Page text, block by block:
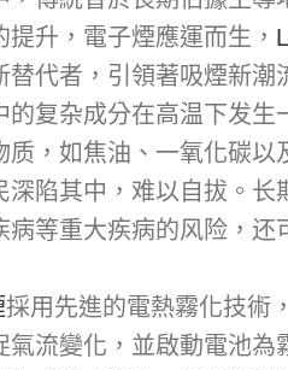
升，電子煙應運而生，
代者，引領著吸煙新潮
复杂成分在高温下发
，如焦油、一氧化碳
陷其中，难以自拔。
病等重大疾病的风险，
採用先進的電熱霧化技術
氣流變化，並啟動電池